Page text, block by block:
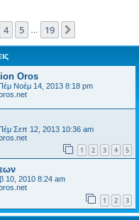
19
4 5 19
Oros
Νοέμ 14, 2013 8:18 pm
Σεπ 12, 2013 10:36 am
1 2 3 4 5
10, 2010 8:24 am
1 2 3